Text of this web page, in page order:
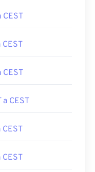
CEST
CEST
CEST
a CEST
CEST
CEST